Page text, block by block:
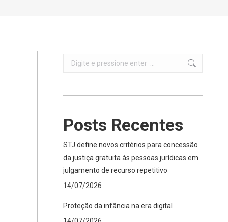
Search:
Posts Recentes
STJ define novos critérios para concessão
da justiça gratuita às pessoas jurídicas em
julgamento de recurso repetitivo
14/07/2026
Proteção da infância na era digital